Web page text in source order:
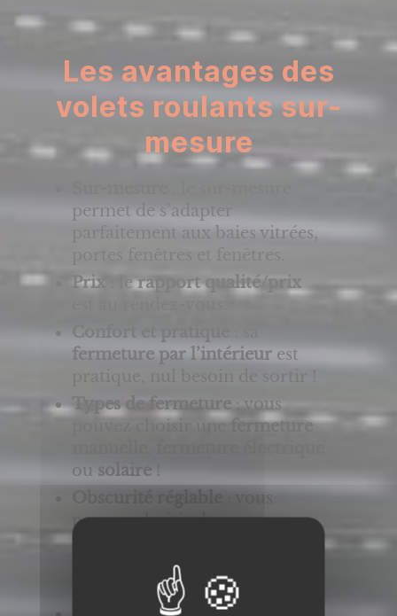
Les avantages des
volets roulants sur-
mesure
permet de s’adapter
parfaitement aux baies vitrées,
Prix
: lerapport qualité/prix
Confort et pratique
fermeture par l’intérieur est
Types de fermeture
: vous
pouvez choisir une fermeture
ou solaire !
Obscurité réglable : vous
pouvez choisir de ne pas
pour laisser entrer l’air ou la